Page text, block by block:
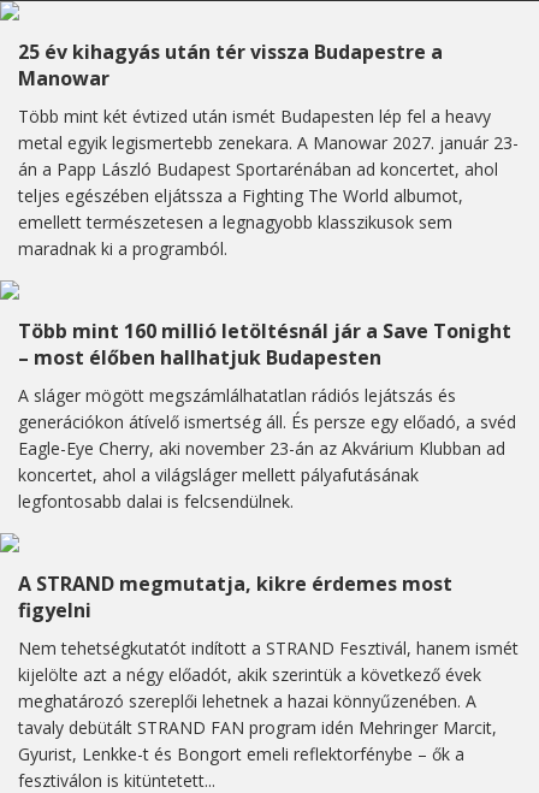
25 év kihagyás után tér vissza Budapestre a
Manowar
Több mint két évtized után ismét Budapesten lép fel a heavy
metal egyik legismertebb zenekara. A Manowar 2027. január 23-
án a Papp László Budapest Sportarénában ad koncertet, ahol
teljes egészében eljátssza a Fighting The World albumot,
emellett természetesen a legnagyobb klasszikusok sem
maradnak ki a programból.
Több mint 160 millió letöltésnál jár a Save Tonight
– most élőben hallhatjuk Budapesten
A sláger mögött megszámlálhatatlan rádiós lejátszás és
generációkon átívelő ismertség áll. És persze egy előadó, a svéd
Eagle-Eye Cherry, aki november 23-án az Akvárium Klubban ad
koncertet, ahol a világsláger mellett pályafutásának
legfontosabb dalai is felcsendülnek.
A STRAND megmutatja, kikre érdemes most
figyelni
Nem tehetségkutatót indított a STRAND Fesztivál, hanem ismét
kijelölte azt a négy előadót, akik szerintük a következő évek
meghatározó szereplői lehetnek a hazai könnyűzenében. A
tavaly debütált STRAND FAN program idén Mehringer Marcit,
Gyurist, Lenkke-t és Bongort emeli reflektorfénybe – ők a
fesztiválon is kitüntetett...